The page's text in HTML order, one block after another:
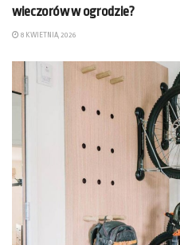
wieczorów w ogrodzie?
8 KWIETNIA, 2026